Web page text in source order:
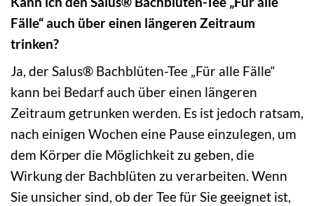
Fälle“ auch über einen längeren Zeitraum
trinken?
Ja, der Salus® Bachblüten-Tee „Für alle Fälle“
kann bei Bedarf auch über einen längeren
Zeitraum getrunken werden. Es ist jedoch ratsam,
nach einigen Wochen eine Pause einzulegen, um
dem Körper die Möglichkeit zu geben, die
Wirkung der Bachblüten zu verarbeiten. Wenn
Sie unsicher sind, ob der Tee für Sie geeignet ist,